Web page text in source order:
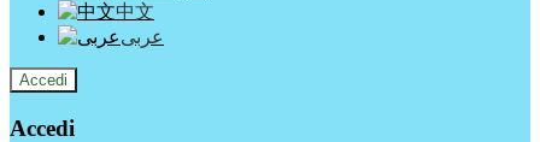
中文
عربى
Accedi
Accedi